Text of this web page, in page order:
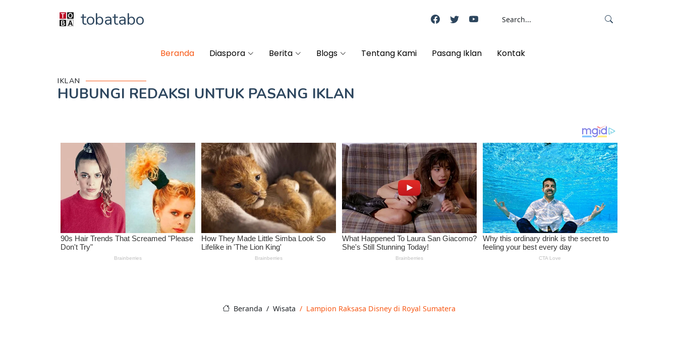
tobatabo
Beranda Diaspora Berita Blogs Tentang Kami Pasang Iklan Kontak
IKLAN
HUBUNGI REDAKSI UNTUK PASANG IKLAN
Beranda Wisata Lampion Raksasa Disney di Royal Sumatera